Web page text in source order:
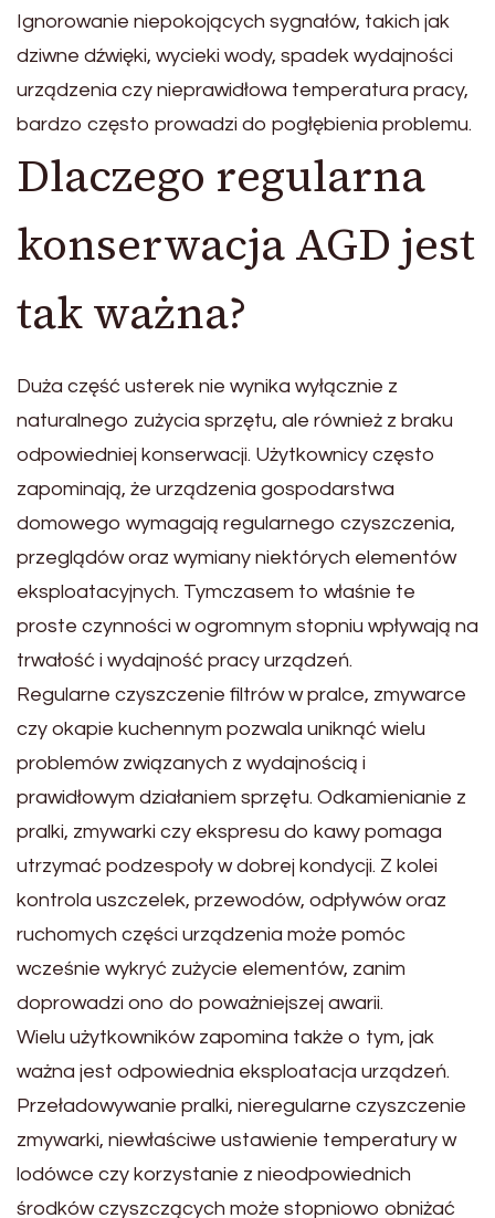
Ignorowanie niepokojących sygnałów, takich jak
dziwne dźwięki, wycieki wody, spadek wydajności
urządzenia czy nieprawidłowa temperatura pracy,
bardzo często prowadzi do pogłębienia problemu.
Dlaczego regularna
konserwacja AGD jest
tak ważna?
Duża część usterek nie wynika wyłącznie z
naturalnego zużycia sprzętu, ale również z braku
odpowiedniej konserwacji. Użytkownicy często
zapominają, że urządzenia gospodarstwa
domowego wymagają regularnego czyszczenia,
przeglądów oraz wymiany niektórych elementów
eksploatacyjnych. Tymczasem to właśnie te
proste czynności w ogromnym stopniu wpływają na
trwałość i wydajność pracy urządzeń.
Regularne czyszczenie filtrów w pralce, zmywarce
czy okapie kuchennym pozwala uniknąć wielu
problemów związanych z wydajnością i
prawidłowym działaniem sprzętu. Odkamienianie z
pralki, zmywarki czy ekspresu do kawy pomaga
utrzymać podzespoły w dobrej kondycji. Z kolei
kontrola uszczelek, przewodów, odpływów oraz
ruchomych części urządzenia może pomóc
wcześnie wykryć zużycie elementów, zanim
doprowadzi ono do poważniejszej awarii.
Wielu użytkowników zapomina także o tym, jak
ważna jest odpowiednia eksploatacja urządzeń.
Przeładowywanie pralki, nieregularne czyszczenie
zmywarki, niewłaściwe ustawienie temperatury w
lodówce czy korzystanie z nieodpowiednich
środków czyszczących może stopniowo obniżać